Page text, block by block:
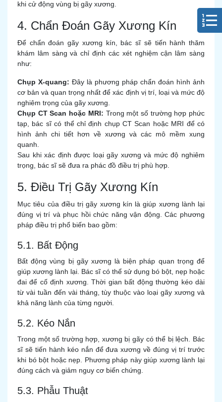
khi cử động vùng bị gãy xương.
4. Chẩn Đoán Gãy Xương Kín
Để chẩn đoán gãy xương kín, bác sĩ sẽ tiến hành thăm
khám lâm sàng và chỉ định các xét nghiệm cận lâm sàng
như:
Chụp X-quang: Đây là phương pháp chẩn đoán hình ảnh
cơ bản và quan trọng nhất để xác định vị trí, loại và mức độ
nghiêm trọng của gãy xương.
Chụp CT Scan hoặc MRI: Trong một số trường hợp phức
tạp, bác sĩ có thể chỉ định chụp CT Scan hoặc MRI để có
hình ảnh chi tiết hơn về xương và các mô mềm xung
quanh.
Sau khi xác định được loại gãy xương và mức độ nghiêm
trọng, bác sĩ sẽ đưa ra phác đồ điều trị phù hợp.
5. Điều Trị Gãy Xương Kín
Mục tiêu của điều trị gãy xương kín là giúp xương lành lại
đúng vị trí và phục hồi chức năng vận động. Các phương
pháp điều trị phổ biến bao gồm:
5.1. Bất Động
Bất động vùng bị gãy xương là biện pháp quan trọng để
giúp xương lành lại. Bác sĩ có thể sử dụng bó bột, nẹp hoặc
đai để cố định xương. Thời gian bất động thường kéo dài
từ vài tuần đến vài tháng, tùy thuộc vào loại gãy xương và
khả năng lành của từng người.
5.2. Kéo Nắn
Trong một số trường hợp, xương bị gãy có thể bị lệch. Bác
sĩ sẽ tiến hành kéo nắn để đưa xương về đúng vị trí trước
khi bó bột hoặc nẹp. Phương pháp này giúp xương lành lại
đúng cách và giảm nguy cơ biến chứng.
5.3. Phẫu Thuật